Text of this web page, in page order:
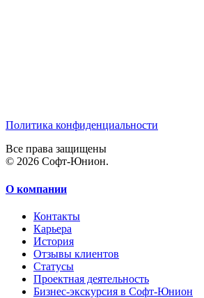
Политика конфиденциальности
Все права защищены
© 2026 Софт-Юнион.
О компании
Контакты
Карьера
История
Отзывы клиентов
Статусы
Проектная деятельность
Бизнес-экскурсия в Софт-Юнион